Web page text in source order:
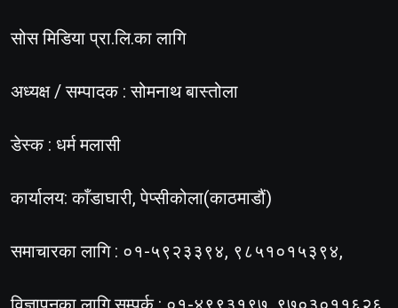
सोस मिडिया प्रा.लि.का लागि
अध्यक्ष / सम्पादक : सोमनाथ बास्तोला
डेस्क : धर्म मलासी
कार्यालय: काँडाघारी, पेप्सीकोला(काठमाडौं)
समाचारका लागि : ०१-५९२३३९४, ९८५१०१५३९४,